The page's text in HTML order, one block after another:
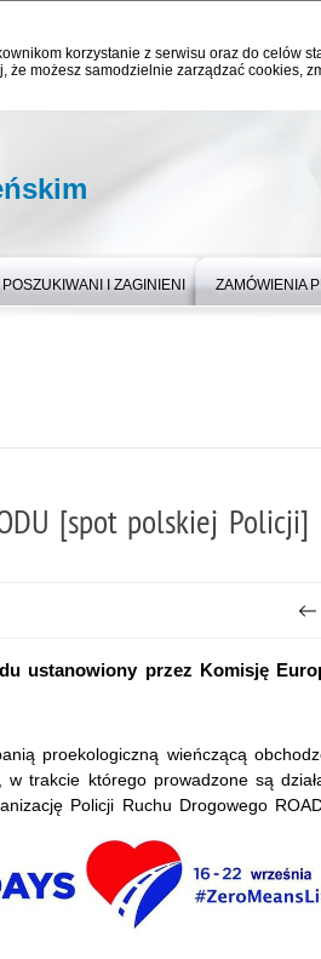
korzystanie z serwisu oraz do celów
że możesz samodzielnie zarządzać cookies,
POSZUKIWANI I ZAGINIENI ZAMÓWIENIA
[spot polskiej Policji]
ustanowiony przez Komisję
proekologiczną wieńczącą
trakcie którego prowadzone są
Policji Ruchu Drogowego